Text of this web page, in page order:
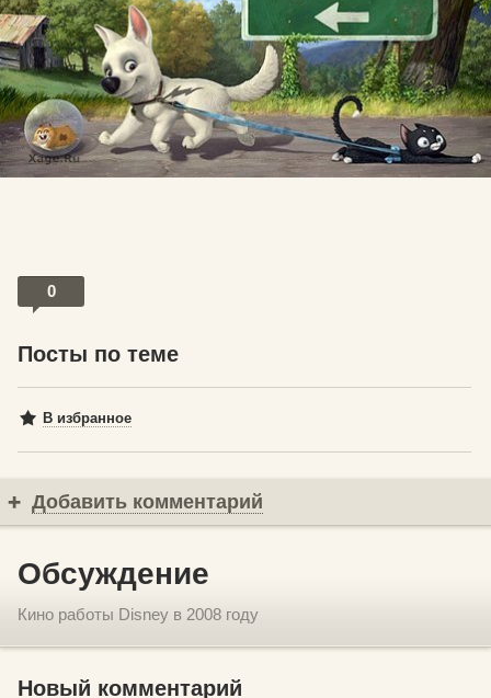
0
Посты по теме
В избранное
Добавить комментарий
Обсуждение
Кино работы Disney в 2008 году
Новый комментарий